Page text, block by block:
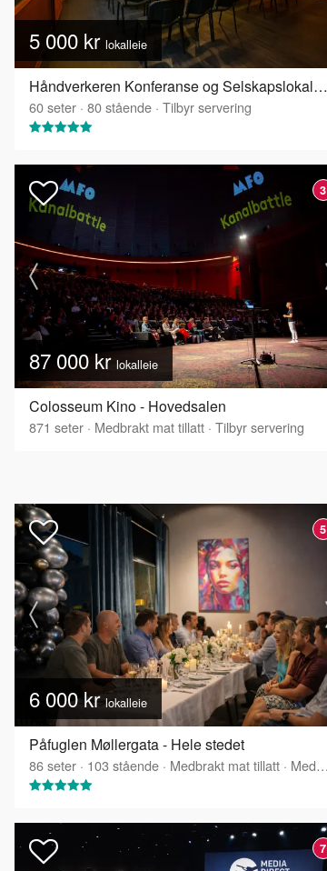
5 000 kr lokalleie
Håndverkeren Konferanse og Selskapslokaler - Industrisalen
60seter · 80stående · Tilbyr servering
3
87 000 krlokalleie
Colosseum Kino - Hovedsalen
871 seter · Medbrakt mat tillatt · Tilbyr servering
5
6 000 krlokalleie
Påfuglen Møllergata - Hele stedet
86seter · 103 stående · Medbrakt mat tillatt · Medbrakt drikke tillatt
7